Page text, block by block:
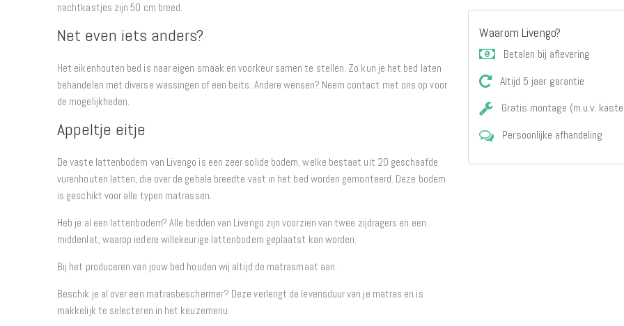
nachtkastjes zijn 50 cm breed.
Net even iets anders?
Het eikenhouten bed is naar eigen smaak en voorkeur samen te stellen. Zo kun je het bed laten
behandelen met diverse wassingen of een beits. Andere wensen? Neem contact met ons op voor
de mogelijkheden.
Appeltje eitje
De vaste lattenbodem van Livengo is een zeer solide bodem, welke bestaat uit 20 geschaafde
vurenhouten latten, die over de gehele breedte vast in het bed worden gemonteerd. Deze bodem
is geschikt voor alle typen matrassen.
Heb je al een lattenbodem? Alle bedden van Livengo zijn voorzien van twee zijdragers en een
middenlat, waarop iedere willekeurige lattenbodem geplaatst kan worden.
Bij het produceren van jouw bed houden wij altijd de matrasmaat aan.
Beschik je al over een matrasbeschermer? Deze verlengt de levensduur van je matras en is
makkelijk te selecteren in het keuzemenu.
Waarom Livengo?
Betalen bij aflevering
Altijd 5 jaar garantie
Gratis montage (m.u.v.
Persoonlijke afhandeling